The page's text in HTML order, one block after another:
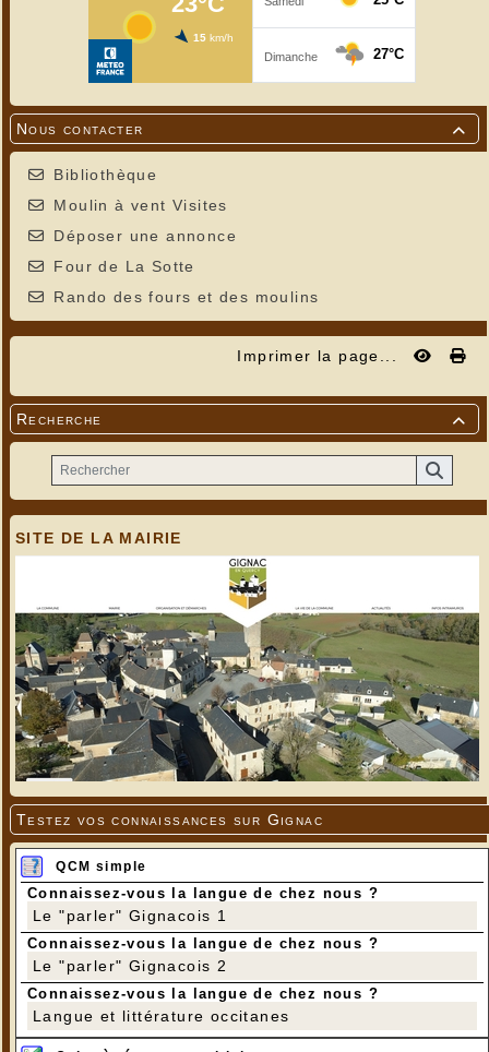

Nous contacter
Bibliothèque
Moulin à vent Visites
Déposer une annonce
Four de La Sotte
Rando des fours et des moulins
Imprimer la page...

Recherche
SITE DE LA MAIRIE
Testez vos connaissances sur Gignac
QCM simple
Connaissez-vous la langue de chez nous ?
Le "parler" Gignacois 1
Connaissez-vous la langue de chez nous ?
Le "parler" Gignacois 2
Connaissez-vous la langue de chez nous ?
Langue et littérature occitanes